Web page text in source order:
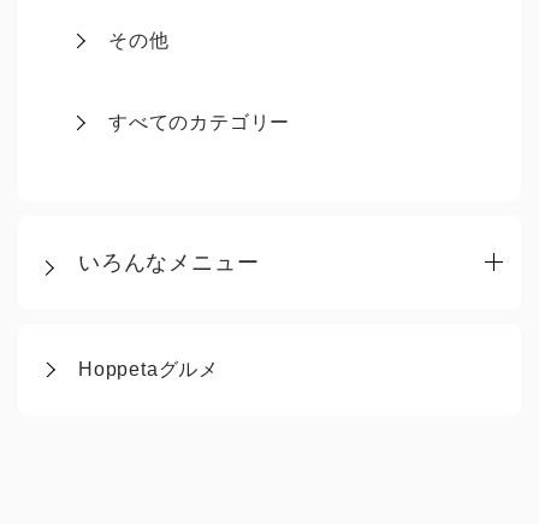
その他
すべてのカテゴリー
いろんなメニュー
Hoppetaグルメ